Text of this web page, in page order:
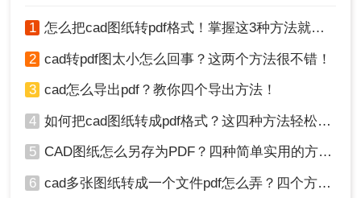
1 怎么把cad图纸转pdf格式！掌握这3种方法就可以
2 cad转pdf图太小怎么回事？这两个方法很不错！
3 cad怎么导出pdf？教你四个导出方法！
4 如何把cad图纸转成pdf格式？这四种方法轻松转换！
5 CAD图纸怎么另存为PDF？四种简单实用的方法推荐
6 cad多张图纸转成一个文件pdf怎么弄？四个方法帮你搞定！